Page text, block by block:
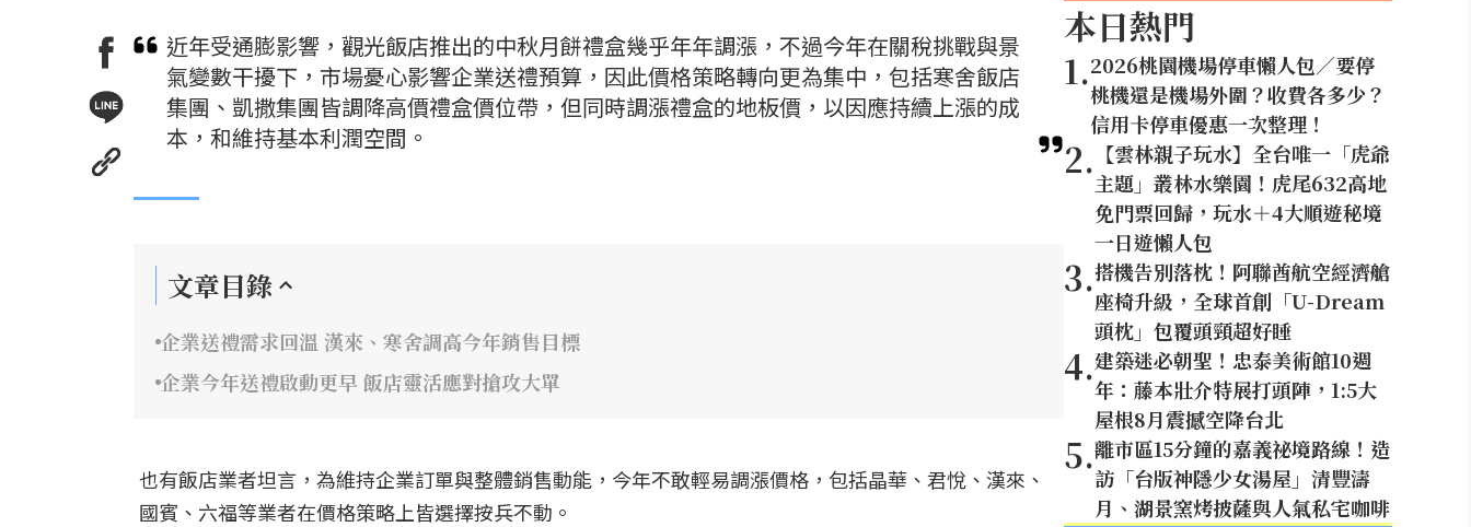
近年受通膨影響，觀光飯店推出的中秋月餅禮盒幾乎年年調漲，不過今年在關稅挑戰與景
氣變數干擾下，市場憂心影響企業送禮預算，因此價格策略轉向更為集中，包括寒舍飯店
集團、凱撒集團皆調降高價禮盒價位帶，但同時調漲禮盒的地板價，以因應持續上漲的成
本，和維持基本利潤空間。
文章目錄
企業送禮需求回溫 漢來、寒舍調高今年銷售目標
企業今年送禮啟動更早 飯店靈活應對搶攻大單
也有飯店業者坦言，為維持企業訂單與整體銷售動能，今年不敢輕易調漲價格，包括晶華、君悅、漢來、
國賓、六福等業者在價格策略上皆選擇按兵不動。
本日熱門
1.2026桃園機場停車懶人包／要停
桃機還是機場外圍？收費各多少？
信用卡停車優惠一次整理！
2. 【雲林親子玩水】全台唯一「虎爺
主題」叢林水樂園！虎尾632高地
免門票回歸，玩水＋4大順遊秘境
一日遊懶人包
3.搭機告別落枕！阿聯酋航空經濟艙
座椅升級，全球首創「U-Dream
頭枕」包覆頭頸超好睡
4.建築迷必朝聖！忠泰美術館10週
年：藤本壯介特展打頭陣，1:5大
屋根8月震撼空降台北
5.離市區15分鐘的嘉義祕境路線！造
訪「台版神隱少女湯屋」清豐濤
月、湖景窯烤披薩與人氣私宅咖啡